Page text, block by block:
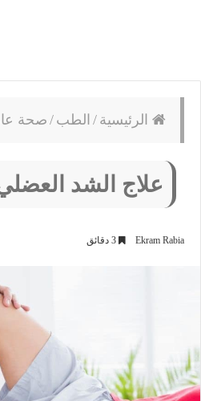
الرئيسية / الطب / صحة
علاج الشد
Ekram Rabia